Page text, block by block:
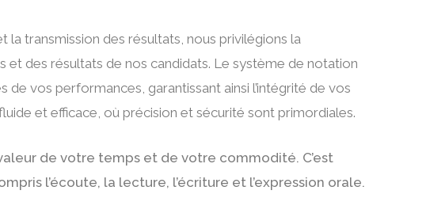
la transmission des résultats, nous privilégions la
des résultats de nos candidats. Le système de notation
vos performances, garantissant ainsi l’intégrité de vos
et efficace, où précision et sécurité sont primordiales.
de votre temps et de votre commodité. C’est
l’écoute, la lecture, l’écriture et l’expression orale.